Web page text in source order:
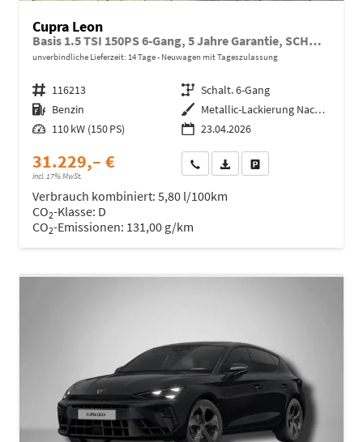
Cupra Leon
Basis 1.5 TSI 150PS 6-Gang, 5 Jahre Garantie, SCHWARZ-METALLIC, AHK SCHWENKBAR, MATRIX-LED, EDGE-PAKET, DYNAMIC-DESIGN, 18" Alufelgen, Voll-LED-Scheinwerfer, 3Z-Climatronic, ACC/Tempomat, Digitales Cockpit, Full Link, Parksensoren v/h, Privacy-Glas
unverbindliche Lieferzeit: 14 Tage Neuwagen mit Tageszulassung
Fahrzeugnr. 116213 Getriebe Schalt. 6-Gang
Kraftstoff Benzin Außenfarbe
Metallic-Lackierung Nacht-Schwarz
Leistung 110 kW (150 PS) 23.04.2026
31.229,– €
incl. 17% MwSt.
Wir rufen Sie anFahrzeugexposé (PDF)
Verbrauch kombiniert: 5,80 l/100km
CO2-Klasse: D
CO2-Emissionen: 131,00 g/km